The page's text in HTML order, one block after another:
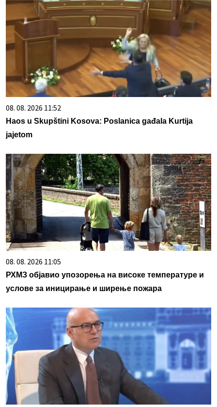
08. 08. 2026 11:52
Haos u Skupštini Kosova: Poslanica gađala Kurtija
jajetom
08. 08. 2026 11:05
РХМЗ објавио упозорења на високе температуре и
услове за иницирање и ширење пожара